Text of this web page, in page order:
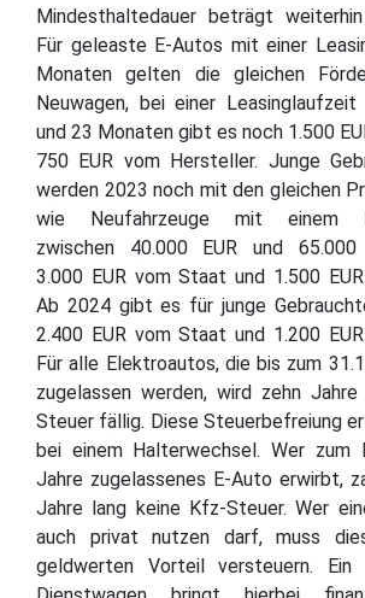
Mindesthaltedauer beträgt
Für geleaste E-Autos mit einer
Monaten gelten die gleichen
Neuwagen, bei einer
und 23 Monaten gibt es noch 1.500
750 EUR vom Hersteller. Junge
werden 2023 noch mit den gleichen
wie Neufahrzeuge mit einem
zwischen 40.000 EUR und
3.000 EUR vom Staat und 1.500
Ab 2024 gibt es für junge
2.400 EUR vom Staat und 1.200
Für alle Elektroautos, die bis zum
zugelassen werden, wird zehn
Steuer fällig. Diese Steuerbefreiung
bei einem Halterwechsel. Wer zum
Jahre zugelassenes E-Auto erwirbt,
Jahre lang keine Kfz-Steuer. Wer
auch privat nutzen darf, muss
geldwerten Vorteil versteuern. Ein